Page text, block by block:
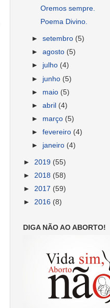
Oremos sempre.
Poema Divino.
►setembro (5)
►agosto (5)
► julho (4)
► junho (5)
► maio (5)
►abril (4)
► março (5)
►fevereiro (4)
► janeiro (4)
► 2019 (55)
► 2018 (58)
► 2017 (59)
► 2016 (8)
DIGA NÃO AO ABORTO!